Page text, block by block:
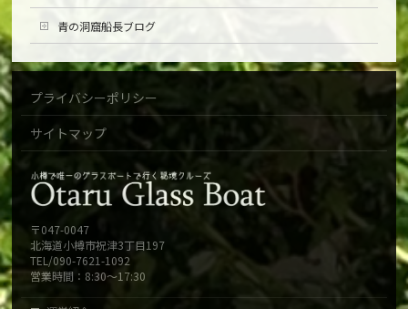
青の洞窟船長ブログ
プライバシーポリシー
サイトマップ
〒047-0047
北海道小樽市祝津3丁目197
TEL/090-7621-1092
営業時間：8:30～17:30